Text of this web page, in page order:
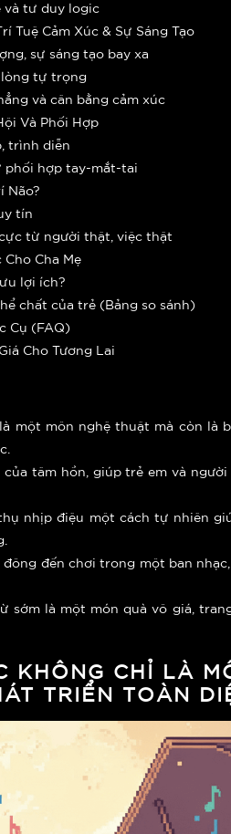
và tư duy logic
Tuệ Cảm Xúc & Sự Sáng Tạo
sự sáng tạo bay xa
lòng tự trọng
và cân bằng cảm xúc
Và Phối Hợp
trình diễn
phối hợp tay-mắt-tai
Não?
tín
từ người thật, việc thật
Cha Mẹ
lợi ích?
chất của trẻ (Bảng so sánh)
Cụ (FAQ)
Cho Tương Lai
một môn nghệ thuật mà còn là
tâm hồn, giúp trẻ em và
nhịp điệu một cách tự nhiên
đến chơi trong một ban
sớm là một món quà vô giá,
CHỈ LÀ
TRIỂN TOÀN